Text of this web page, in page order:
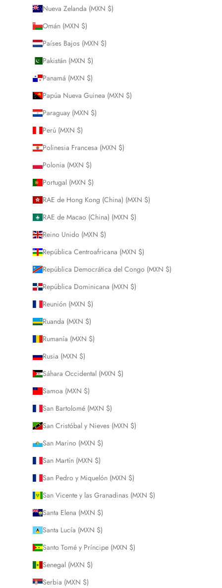
Nueva Zelanda (MXN $)
Omán (MXN $)
Países Bajos (MXN $)
Pakistán (MXN $)
Panamá (MXN $)
Papúa Nueva Guinea (MXN $)
Paraguay (MXN $)
Perú (MXN $)
Polinesia Francesa (MXN $)
Polonia (MXN $)
Portugal (MXN $)
RAE de Hong Kong (China) (MXN $)
RAE de Macao (China) (MXN $)
Reino Unido (MXN $)
República Centroafricana (MXN $)
República Democrática del Congo (MXN $)
República Dominicana (MXN $)
Reunión (MXN $)
Ruanda (MXN $)
Rumanía (MXN $)
Rusia (MXN $)
Sáhara Occidental (MXN $)
Samoa (MXN $)
San Bartolomé (MXN $)
San Cristóbal y Nieves (MXN $)
San Marino (MXN $)
San Martín (MXN $)
San Pedro y Miquelón (MXN $)
San Vicente y las Granadinas (MXN $)
Santa Elena (MXN $)
Santa Lucía (MXN $)
Santo Tomé y Príncipe (MXN $)
Senegal (MXN $)
Serbia (MXN $)